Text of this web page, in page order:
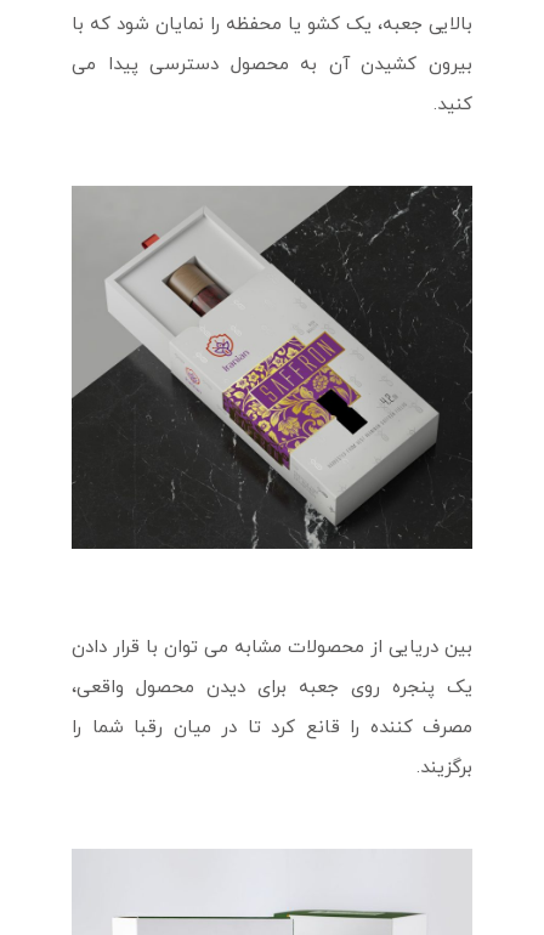
بالایی جعبه، یک کشو یا محفظه را نمایان شود که با
بیرون کشیدن آن به محصول دسترسی پیدا می
کنید.
بین دریایی از محصولات مشابه می توان با قرار دادن
یک پنجره روی جعبه برای دیدن محصول واقعی،
مصرف کننده را قانع کرد تا در میان رقبا شما را
برگزیند.